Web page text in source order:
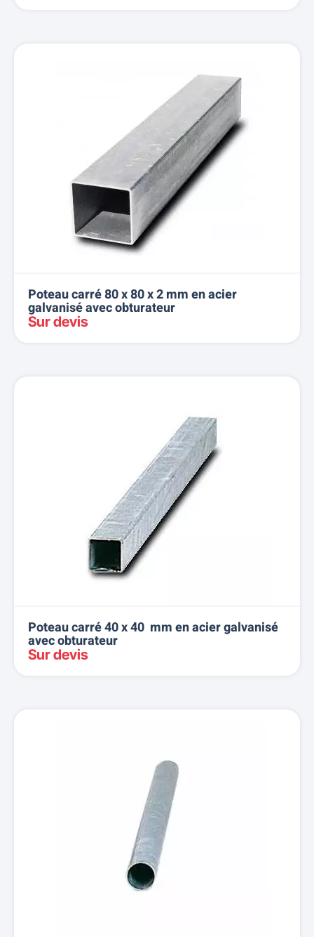
Poteau carré 80 x 80 x 2 mm en acier
galvanisé avec obturateur
Sur devis
Poteau carré 40 x 40 mm en acier galvanisé
avec obturateur
Sur devis